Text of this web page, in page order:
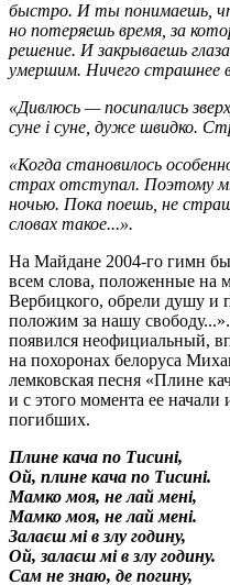
быстро. И ты понимаешь,
но потеряешь время, за
решение. И закрываешь
умершим. Ничего страшнее
«Дивлюсь — посипались
суне і суне, дуже швидко.
«Когда становилось
страх отступал. Поэтому
ночью. Пока поешь, не
словах такое...».
На Майдане 2004-го гимн
всем слова, положенные на
Вербицкого, обрели душу и
положим за нашу
появился неофициальный,
на похоронах белоруса
лемковская песня «Плине
и с этого момента ее начали
погибших.
Плине кача по Тисині,
Ой, плине кача по Тисині.
Мамко моя, не лай мені,
Мамко моя, не лай мені.
Залаєш мі в злу годину,
Ой, залаєш мі в злу годину.
Сам не знаю, де погину,